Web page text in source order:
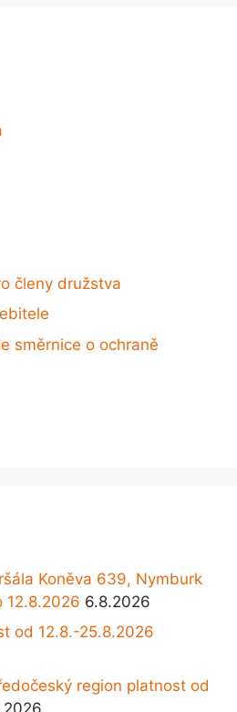
členy družstva
směrnice o ochraně
Koněva 639, Nymburk
12.8.2026 6.8.2026
od 12.8.-25.8.2026
region platnost od